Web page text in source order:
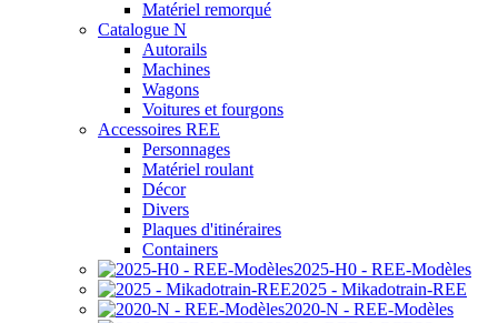
Matériel remorqué
Catalogue N
Autorails
Machines
Wagons
Voitures et fourgons
Accessoires REE
Personnages
Matériel roulant
Décor
Divers
Plaques d'itinéraires
Containers
2025-H0 - REE-Modèles
2025 - Mikadotrain-REE
2020-N - REE-Modèles